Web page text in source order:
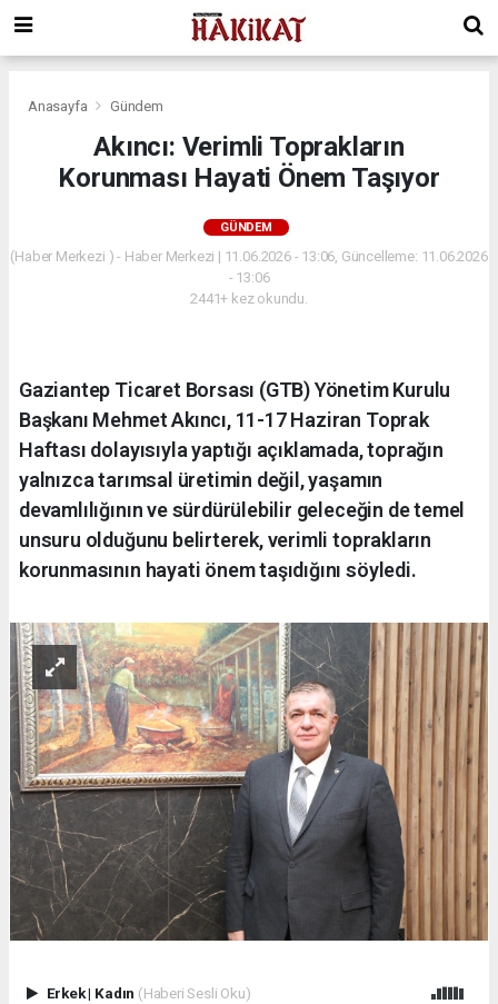
Anasayfa Gündem
Akıncı: Verimli Toprakların
Korunması Hayati Önem Taşıyor
GÜNDEM
(Haber Merkezi ) - Haber Merkezi | 11.06.2026 - 13:06, Güncelleme: 11.06.2026
- 13:06
2441+ kez okundu.
Gaziantep Ticaret Borsası (GTB) Yönetim Kurulu
Başkanı Mehmet Akıncı, 11-17 Haziran Toprak
Haftası dolayısıyla yaptığı açıklamada, toprağın
yalnızca tarımsal üretimin değil, yaşamın
devamlılığının ve sürdürülebilir geleceğin de temel
unsuru olduğunu belirterek, verimli toprakların
korunmasının hayati önem taşıdığını söyledi.
Erkek| Kadın (Haberi Sesli Oku)